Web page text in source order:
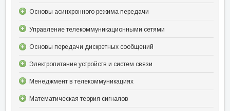
Основы асинхронного режима передачи
Управление телекоммуникационными сетями
Основы передачи дискретных сообщений
Электропитание устройств и систем связи
Менеджмент в телекоммуникациях
Математическая теория сигналов